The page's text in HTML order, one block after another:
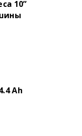
10”
Ah